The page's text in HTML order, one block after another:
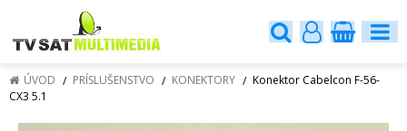
ÚVOD PRÍSLUŠENSTVO KONEKTORY
Konektor Cabelcon F-56-
CX3 5.1